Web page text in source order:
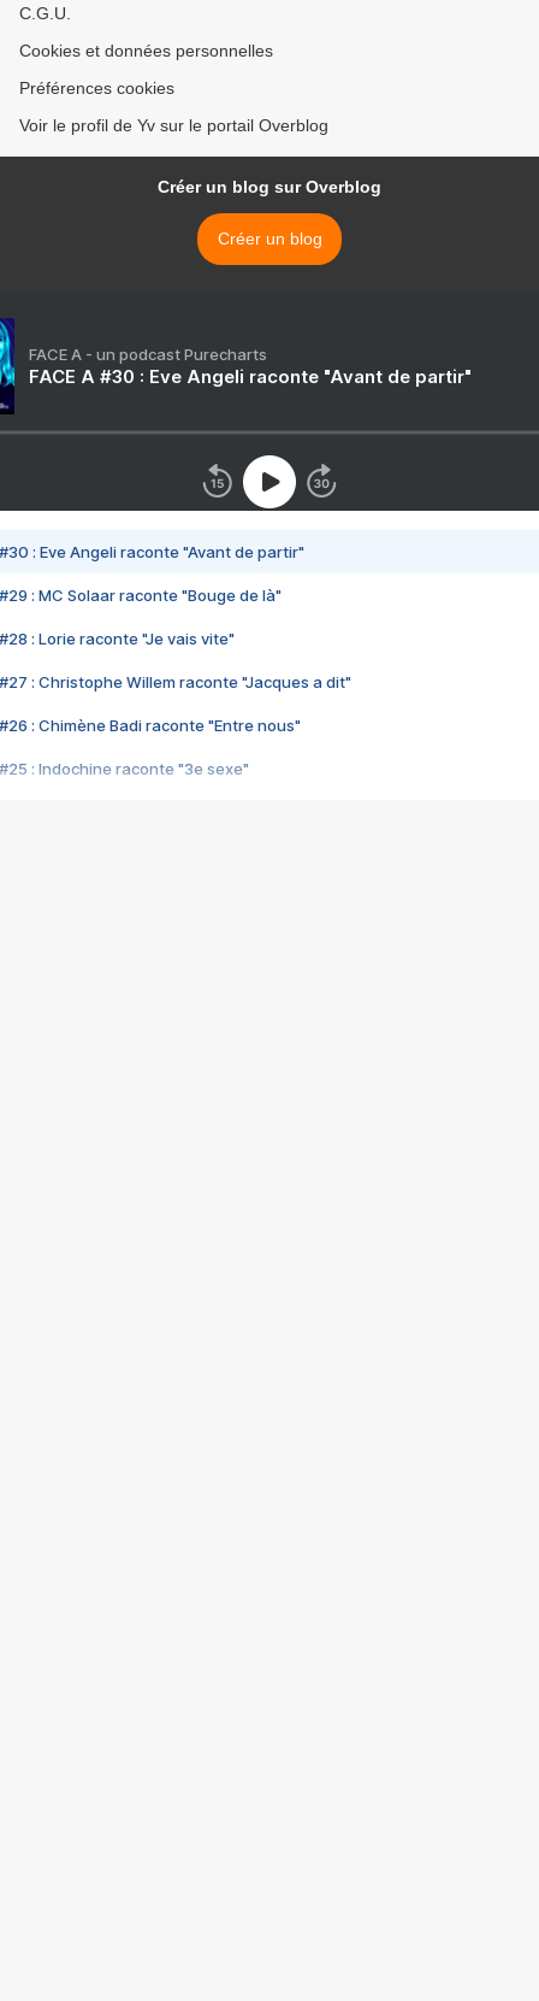
C.G.U.
Cookies et données personnelles
Préférences cookies
Voir le profil de Yv sur le portail Overblog
Créer un blog sur Overblog
Créer un blog
FACE A - un podcast Purecharts
FACE A #30 : Eve Angeli raconte "Avant de partir"
#30 : Eve Angeli raconte "Avant de partir"
#29 : MC Solaar raconte "Bouge de là"
#28 : Lorie raconte "Je vais vite"
#27 : Christophe Willem raconte "Jacques a dit"
#26 : Chimène Badi raconte "Entre nous"
#25 : Indochine raconte "3e sexe"